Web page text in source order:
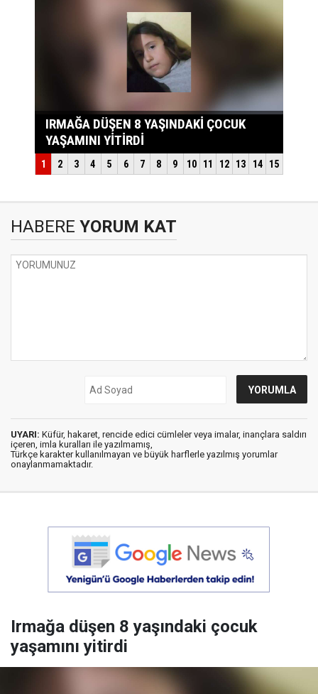
HABERE YORUM KAT
UYARI: Küfür, hakaret, rencide edici cümleler veya imalar, inançlara saldırı
içeren, imla kuralları ile yazılmamış,
Türkçe karakter kullanılmayan ve büyük harflerle yazılmış yorumlar
onaylanmamaktadır.
Irmağa düşen 8 yaşındaki çocuk
yaşamını yitirdi